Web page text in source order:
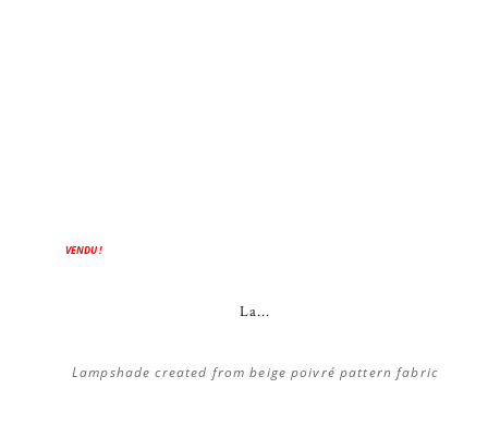
VENDU !
La...
Lampshade created from beige poivré pattern fabric